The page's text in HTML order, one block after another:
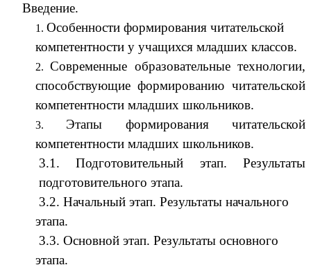
Введение.
Особенности формирования читательской
компетентности у учащихся младших классов.
Современные образовательные технологии,
способствующие формированию читательской
компетентности младших школьников.
Этапы формирования читательской
компетентности младших школьников.
3.1. Подготовительный этап. Результаты
подготовительного этапа.
3.2. Начальный этап. Результаты начального
этапа.
3.3. Основной этап. Результаты основного
этапа.